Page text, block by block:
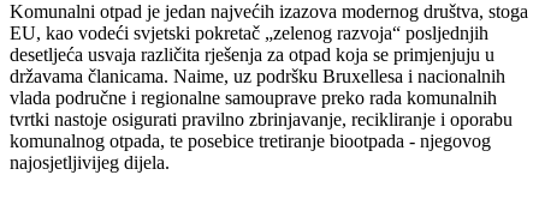
Komunalni otpad je jedan najvećih izazova modernog društva, stoga
EU, kao vodeći svjetski pokretač „zelenog razvoja“ posljednjih
desetljeća usvaja različita rješenja za otpad koja se primjenjuju u
državama članicama. Naime, uz podršku Bruxellesa i nacionalnih
vlada područne i regionalne samouprave preko rada komunalnih
tvrtki nastoje osigurati pravilno zbrinjavanje, recikliranje i oporabu
komunalnog otpada, te posebice tretiranje biootpada - njegovog
najosjetljivijeg dijela.